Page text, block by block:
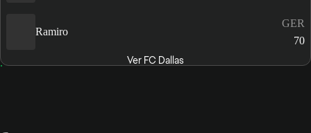
Ramiro
GER
70
Ver FC Dallas